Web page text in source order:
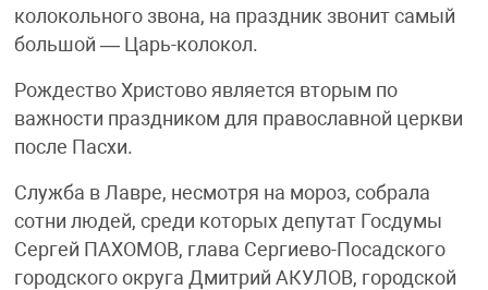
колокольного звона, на праздник звонит самый
большой — Царь-колокол.
Рождество Христово является вторым по
важности праздником для православной церкви
после Пасхи.
Служба в Лавре, несмотря на мороз, собрала
сотни людей, среди которых депутат Госдумы
Сергей ПАХОМОВ, глава Сергиево-Посадского
городского округа Дмитрий АКУЛОВ, городской